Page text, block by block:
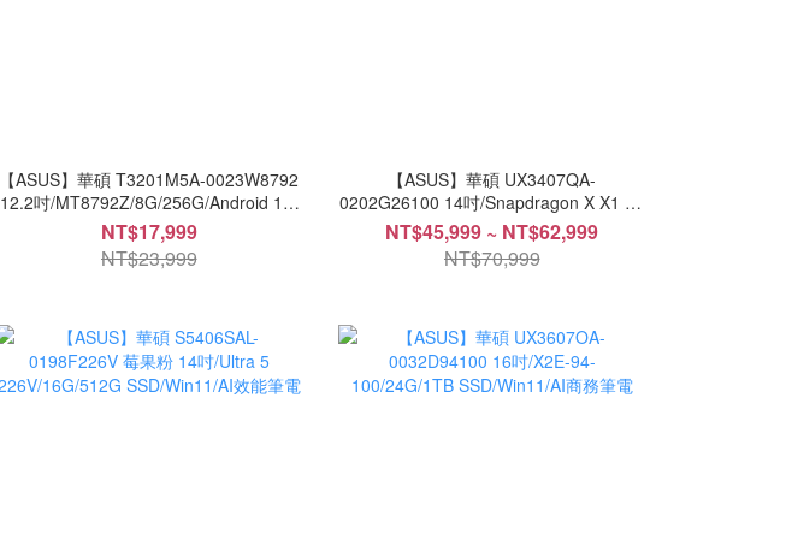
【ASUS】華碩 T3201M5A-0023W8792
12.2吋/MT8792Z/8G/256G/Android 16/
平板電腦
NT$17,999
NT$23,999
【ASUS】華碩 UX3407QA-
0202G26100 14吋/Snapdragon X X1 26
100/16G/1TB SSD/Win11/AI商務筆電
NT$45,999 ~ NT$62,999
NT$70,999